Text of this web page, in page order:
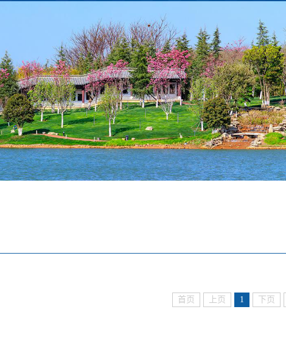
首页 上页 1 下页